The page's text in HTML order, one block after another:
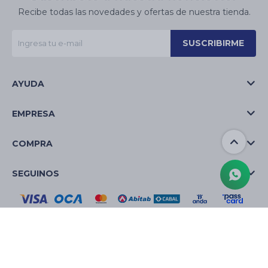
Recibe todas las novedades y ofertas de nuestra tienda.
SUSCRIBIRME
AYUDA
EMPRESA
COMPRA
SEGUINOS